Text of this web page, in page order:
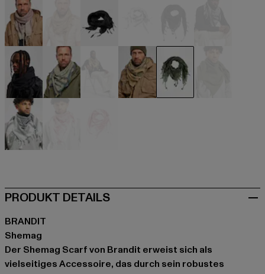
beige beige schwarzschwarz
blau
PRODUKT DETAILS
BRANDIT
Shemag
Der Shemag Scarf von Brandit erweist sich als
vielseitiges Accessoire, das durch sein robustes